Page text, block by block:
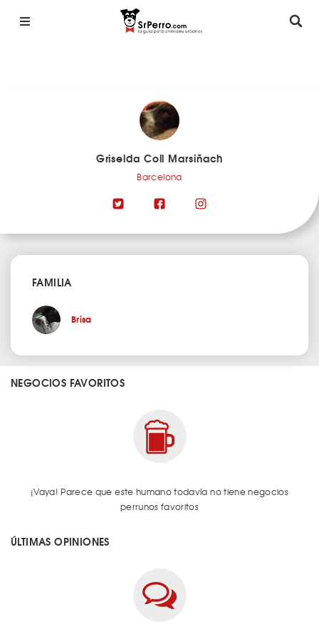
Griselda Coll Marsiñach
Barcelona
FAMILIA
Brisa
NEGOCIOS FAVORITOS
¡Vaya! Parece que este humano todavía no tiene negocios
perrunos favoritos
ÚLTIMAS OPINIONES